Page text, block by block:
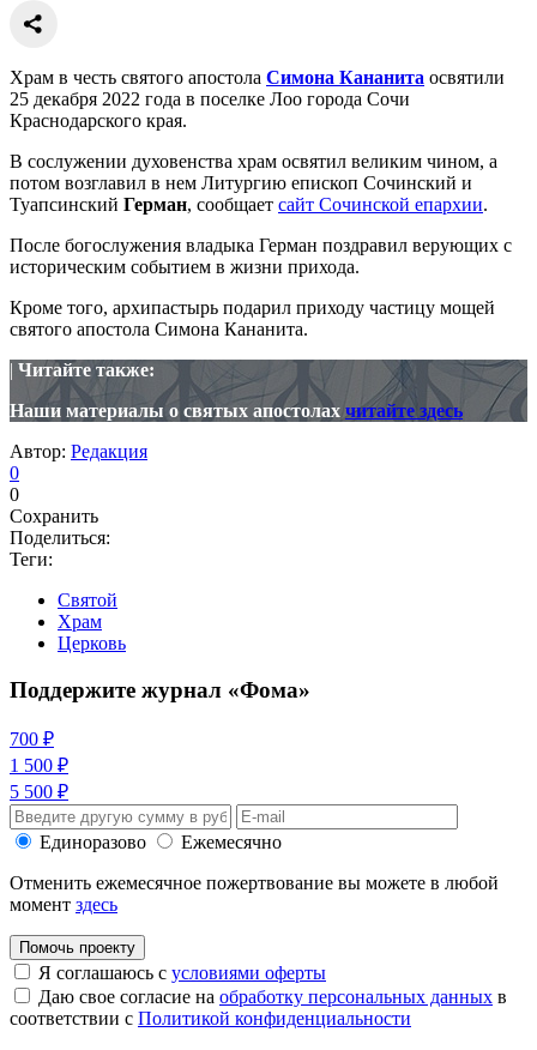
Храм в честь святого апостола Симона Кананита освятили
25 декабря 2022 года в поселке Лоо города Сочи
Краснодарского края.
В сослужении духовенства храм освятил великим чином, а
потом возглавил в нем Литургию епископ Сочинский и
Туапсинский Герман, сообщает сайт Сочинской епархии.
После богослужения владыка Герман поздравил верующих с
историческим событием в жизни прихода.
Кроме того, архипастырь подарил приходу частицу мощей
святого апостола Симона Кананита.
| Читайте также:
Наши материалы о святых апостолах читайте здесь
Автор: Редакция
0
0
Сохранить
Поделиться:
Теги:
Святой
Храм
Церковь
Поддержите журнал «Фома»
700 ₽
1 500 ₽
5 500 ₽
Единоразово
Ежемесячно
Отменить ежемесячное пожертвование вы можете в любой
момент здесь
Помочь проекту
Я соглашаюсь с условиями оферты
Даю свое согласие на обработку персональных данных в
соответствии с Политикой конфиденциальности